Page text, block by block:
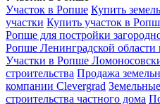
Участок в Ропше Купить
участки Купить участок в
Ропше для постройки
Ропше Ленинградской
Участки в Ропше
строительства Продажа
компании Clevergrad
строительства частного дома